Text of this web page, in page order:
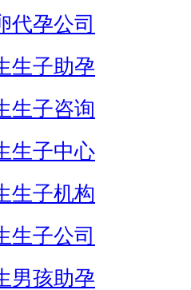
代孕公司
生子助孕
生子咨询
生子中心
生子机构
生子公司
男孩助孕